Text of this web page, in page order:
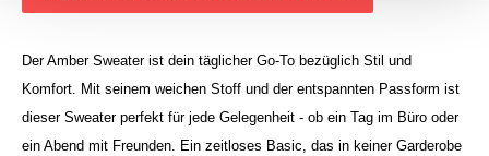
Der Amber Sweater ist dein täglicher Go-To bezüglich Stil und
Komfort. Mit seinem weichen Stoff und der entspannten Passform ist
dieser Sweater perfekt für jede Gelegenheit - ob ein Tag im Büro oder
ein Abend mit Freunden. Ein zeitloses Basic, das in keiner Garderobe